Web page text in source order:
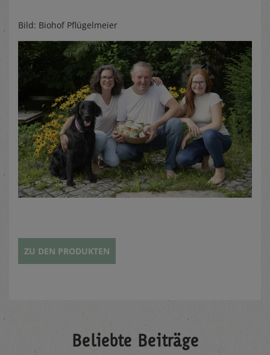
Bild: Biohof Pflügelmeier
ZU DEN PRODUKTEN
Beliebte Beiträge